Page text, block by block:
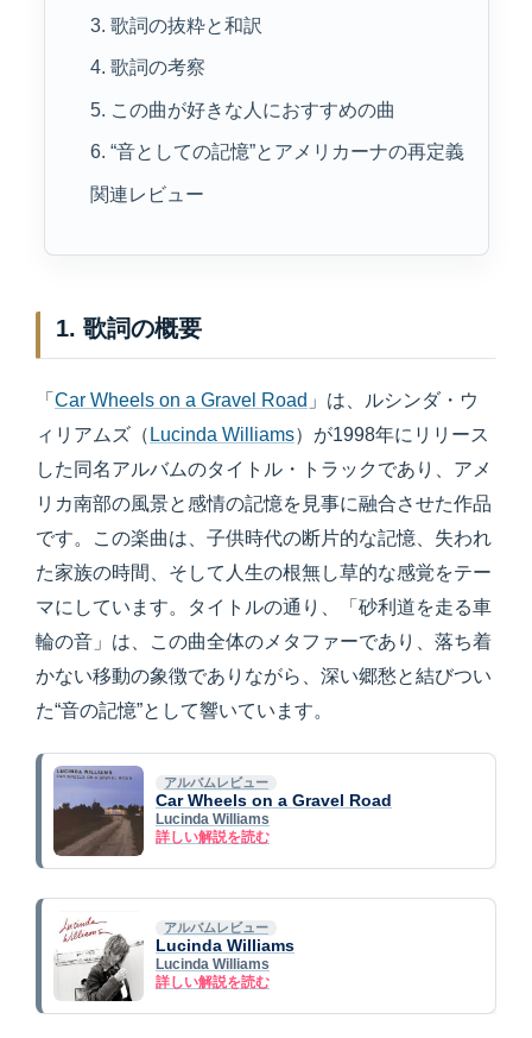
3. 歌詞の抜粋と和訳
4. 歌詞の考察
5. この曲が好きな人におすすめの曲
6. “音としての記憶”とアメリカーナの再定義
関連レビュー
1. 歌詞の概要
「 Car Wheels on a Gravel Road 」は、ルシンダ・ウ
ィリアムズ（ Lucinda Williams）が1998年にリリース
した同名アルバムのタイトル・トラックであり、アメ
リカ南部の風景と感情の記憶を見事に融合させた作品
です。この楽曲は、子供時代の断片的な記憶、失われ
た家族の時間、そして人生の根無し草的な感覚をテー
マにしています。タイトルの通り、「砂利道を走る車
輪の音」は、この曲全体のメタファーであり、落ち着
かない移動の象徴でありながら、深い郷愁と結びつい
た“音の記憶”として響いています。
アルバムレビュー
Car Wheels on a Gravel Road
Lucinda Williams
詳しい解説を読む
アルバムレビュー
Lucinda Williams
Lucinda Williams
詳しい解説を読む